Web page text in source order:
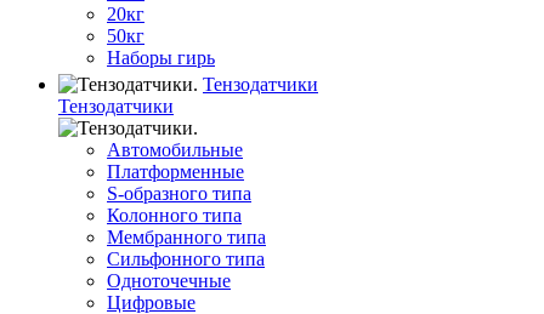
20кг
50кг
Наборы гирь
Тензодатчики
Тензодатчики
Автомобильные
Платформенные
S-образного типа
Колонного типа
Мембранного типа
Сильфонного типа
Одноточечные
Цифровые